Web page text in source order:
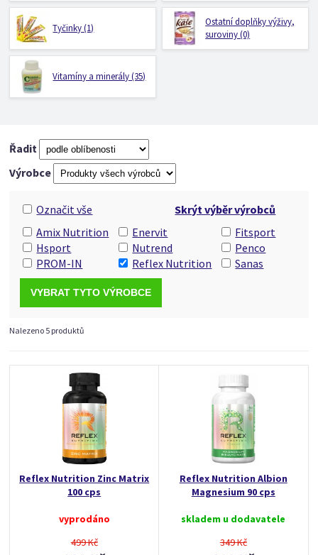
Tyčinky (1)
Ostatní doplňky výživy,
suroviny (0)
Vitamíny a minerály (35)
Řadit
Výrobce
Skrýt výběr výrobců
Označit vše
Amix Nutrition
Hsport
PROM-IN
Enervit
Nutrend
Reflex Nutrition
Fitsport
Penco
Sanas
Nalezeno 5 produktů
Reflex Nutrition Zinc Matrix
100 cps
vyprodáno
499 Kč
Reflex Nutrition Albion
Magnesium 90 cps
skladem u dodavatele
349 Kč